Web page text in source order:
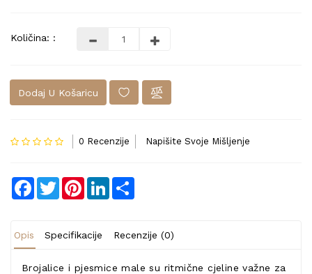
Količina: :
Dodaj U Košaricu
0 Recenzije Napišite Svoje Mišljenje
Facebook
TwitterPinterestLinkedIn
Opis Specifikacije Recenzije (0)
Brojalice i pjesmice male su ritmične cjeline važne za